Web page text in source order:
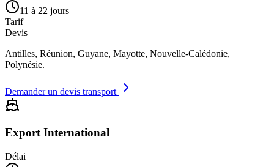
11 à 22 jours
Tarif
Devis
Antilles, Réunion, Guyane, Mayotte, Nouvelle-Calédonie,
Polynésie.
Demander un devis transport
Export International
Délai